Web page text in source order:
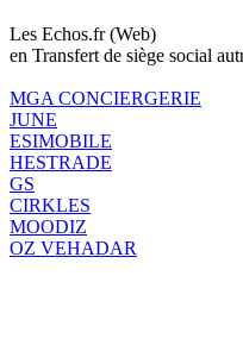
Les Echos.fr (Web)
en Transfert de siège social
MGA CONCIERGERIE
JUNE
ESIMOBILE
HESTRADE
GS
CIRKLES
MOODIZ
OZ VEHADAR